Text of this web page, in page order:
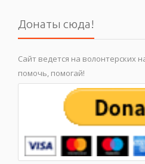
Донаты сюда!
Сайт ведется на волонтерских
помочь, помогай!